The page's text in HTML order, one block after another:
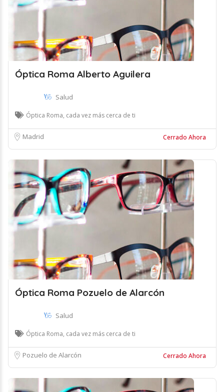
Óptica Roma Alberto Aguilera
Salud
Óptica Roma, cada vez más cerca de ti
Madrid Cerrado Ahora
Óptica Roma Pozuelo de Alarcón
Salud
Óptica Roma, cada vez más cerca de ti
Pozuelo de Alarcón Cerrado Ahora